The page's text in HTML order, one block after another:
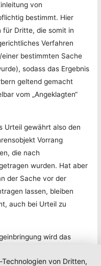
von
bestimmt. Hier
für Dritte, die somit in
Verfahren
bestimmten Sache
sodass das Ergebnis
geltend gemacht
vom „Angeklagten“
Urteil gewährt also den
Vorrang
die nach
wurden. Hat aber
der Sache vor der
lassen, bleiben
auch bei Urteil zu
wird das
von Dritten,